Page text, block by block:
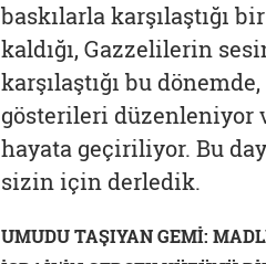
baskılarla karşılaştığı
kaldığı, Gazzelilerin
karşılaştığı bu
gösterileri düzenleniyor
hayata geçiriliyor. Bu
sizin için derledik.
UMUDU TAŞIYAN GEMİ: